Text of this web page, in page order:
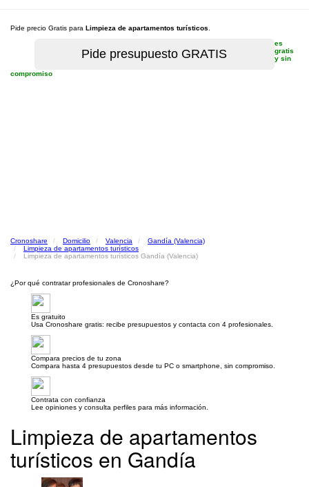
Pide precio Gratis para Limpieza de apartamentos turísticos
es
gratis
y sin
compromiso
Cronoshare Domicilio Valencia
Gandía (Valencia)
Limpieza de apartamentos turísticos
Limpieza de apartamentos turísticos Gandía (Valencia)
¿Por qué contratar profesionales de Cronoshare?
Es gratuito
Usa Cronoshare gratis: recibe presupuestos y contacta con 4 profesionales.
Compara precios de tu zona
Compara hasta 4 presupuestos desde tu PC o smartphone, sin compromiso.
Contrata con confianza
Lee opiniones y consulta perfiles para más información.
Limpieza de apartamentos
turísticos en Gandía